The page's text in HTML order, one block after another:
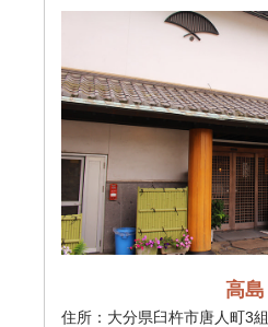
高島
住所：大分県臼杵市唐人町3組